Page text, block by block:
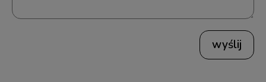
wyślij